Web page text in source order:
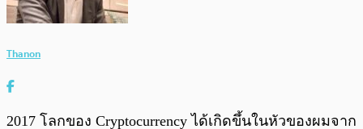
Thanon
2017 โลกของ Cryptocurrency ได้เกิดขึ้นในหัวของผมจาก